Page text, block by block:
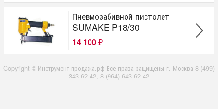
Пневмозабивной пистолет
SUMAKE P18/30
14 100 ₽
Copyright © Инструмент-продажа.рф Все права защищены г. Москва 8 (499)
343-62-42, 8 (964) 643-62-42